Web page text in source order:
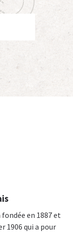
en 1887 et
1906 qui a pour